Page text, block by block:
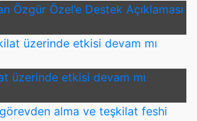
Özgür Özel’e Destek Açıklaması
üzerinde etkisi devam mı